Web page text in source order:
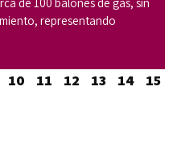
representando
10 11 12 13 14 15